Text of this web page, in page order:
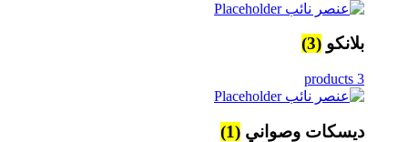
بلانكو (3)
3 products
ديسكات وصواني (1)